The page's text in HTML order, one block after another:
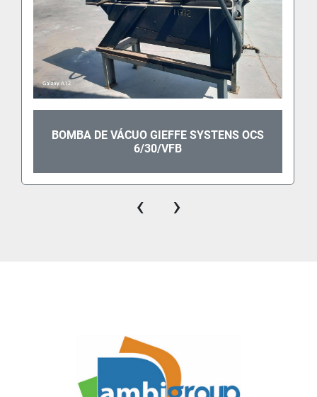
BOMBA DE VÁCUO GIEFFE SYSTENS OCS
6/30/VFB
‹ ›